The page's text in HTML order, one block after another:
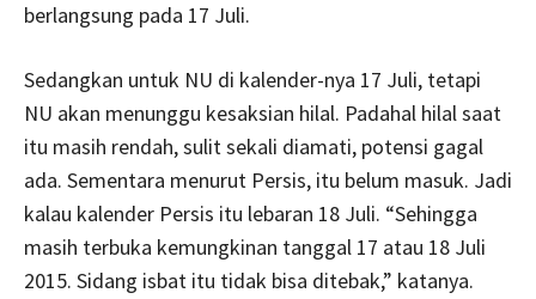
berlangsung pada 17 Juli.
Sedangkan untuk NU di kalender-nya 17 Juli, tetapi
NU akan menunggu kesaksian hilal. Padahal hilal saat
itu masih rendah, sulit sekali diamati, potensi gagal
ada. Sementara menurut Persis, itu belum masuk. Jadi
kalau kalender Persis itu lebaran 18 Juli. “Sehingga
masih terbuka kemungkinan tanggal 17 atau 18 Juli
2015. Sidang isbat itu tidak bisa ditebak,” katanya.